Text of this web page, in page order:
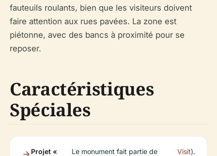
fauteuils roulants, bien que les visiteurs doivent
faire attention aux rues pavées. La zone est
piétonne, avec des bancs à proximité pour se
reposer.
Caractéristiques
Spéciales
Projet «
Le monument fait partie de
Visit).